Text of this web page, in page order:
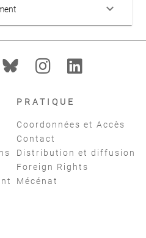
keyboard_arrow_down
PRATIQUE
Coordonnées et Accès
Contact
Distribution et diffusion
Foreign Rights
Mécénat